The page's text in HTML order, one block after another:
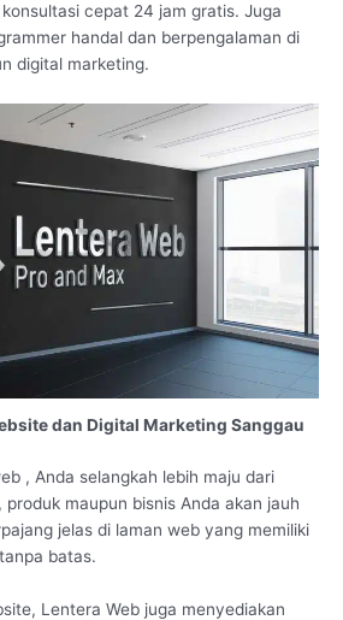
cepat 24 jam gratis. Juga
handal dan berpengalaman di
digital marketing.
dan Digital Marketing Sanggau
, Anda selangkah lebih maju dari
maupun bisnis Anda akan jauh
jelas di laman web yang memiliki
batas.
Lentera Web juga menyediakan